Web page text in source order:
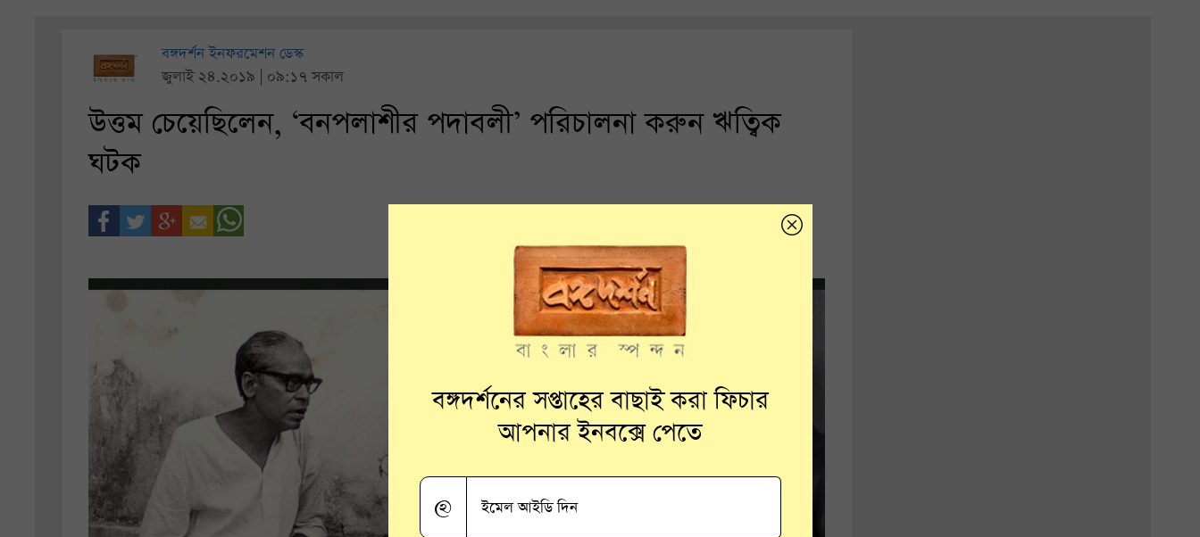
বঙ্গদর্শন ইনফরমেশন ডেস্ক
জুলাই ২৪.২০১৯ | ০৯:১৭ সকাল
উত্তম চেয়েছিলেন, ‘বনপলাশীর পদাবলী’ পরিচালনা করুন ঋত্বিক
ঘটক
বঙ্গদর্শনের সপ্তাহের বাছাই করা ফিচার
আপনার ইনবক্সে পেতে
@